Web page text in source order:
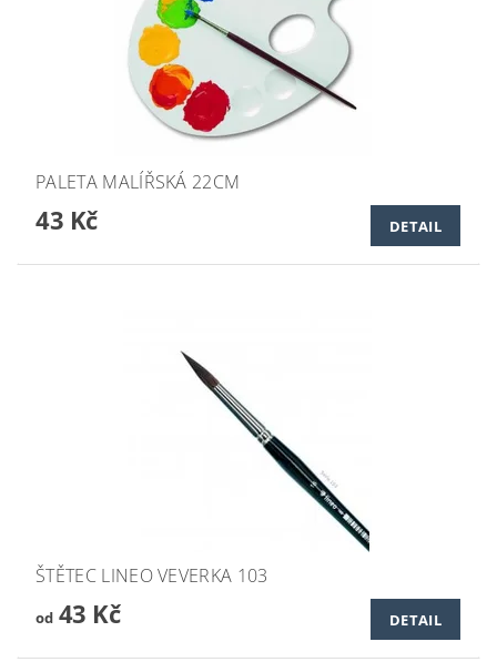
PALETA MALÍŘSKÁ 22CM
43 Kč DETAIL
ŠTĚTEC LINEO VEVERKA 103
od43 Kč DETAIL